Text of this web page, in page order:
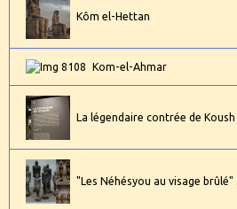
Kôm el-Hettan
Kom-el-Ahmar
La légendaire contrée de
"Les Néhésyou au visage brûlé"